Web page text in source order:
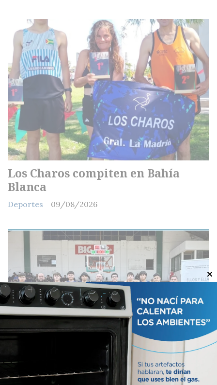
Los Charos compiten en Bahía
Blanca
Deportes 09/08/2026